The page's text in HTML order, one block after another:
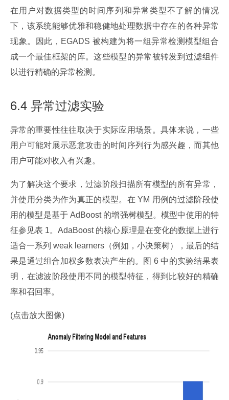
在用户对数据类型的时间序列和异常类型不了解的情况
下，该系统能够优雅和稳健地处理数据中存在的各种异常
现象。因此，EGADS 被构建为将一组异常检测模型组合
成一个最佳框架的库。这些模型的异常被转发到过滤组件
以进行精确的异常检测。
6.4 异常过滤实验
异常的重要性往往取决于实际应用场景。具体来说，一些
用户可能对展示恶意攻击的时间序列行为感兴趣，而其他
用户可能对收入有兴趣。
为了解决这个要求，过滤阶段扫描所有模型的所有异常，
并使用分类为作为真正的模型。在 YM 用例的过滤阶段使
用的模型是基于 AdBoost 的增强树模型。模型中使用的特
征参见表 1。AdaBoost 的核心原理是在变化的数据上进行
适合一系列 weak learners（例如，小决策树），最后的结
果是通过组合加权多数表决产生的。图 6 中的实验结果表
明，在滤波阶段使用不同的模型特征，得到比较好的精确
率和召回率。
(点击放大图像)